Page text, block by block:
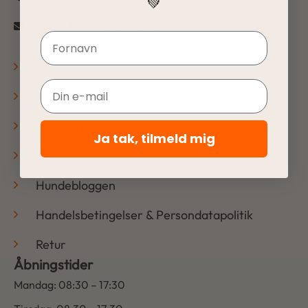
Om os
Kontakt
Butikken
Hundesalonen
Hundebloggen
Handelsbetingelser & Persondatapolitik
Retur
Åbningstider
Mandag: 08:30 – 17:30
Navn
Email
Ja tak, tilmeld mig